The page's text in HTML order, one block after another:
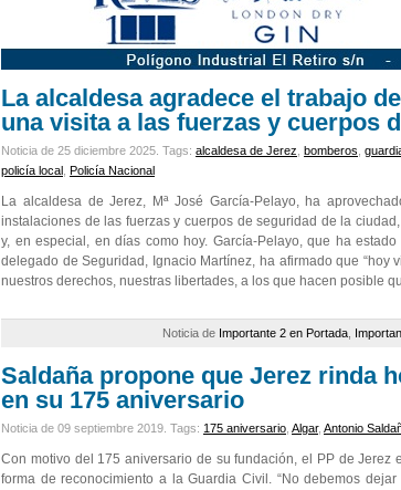
La alcaldesa agradece el trabajo
una visita a las fuerzas y cuerpos
Noticia de 25 diciembre 2025. Tags: alcaldesa de Jerez bomberos
policía local Policía Nacional
La alcaldesa de Jerez, Mª José García-Pelayo, ha
instalaciones de las fuerzas y cuerpos de seguridad de la
y, en especial, en días como hoy. García-Pelayo, que ha
delegado de Seguridad, Ignacio Martínez, ha afirmado que
nuestros derechos, nuestras libertades, a los que hacen posible
Noticia de Importante 2 en Portada
Saldaña propone que Jerez rinda
en su 175 aniversario
Noticia de 09 septiembre 2019. Tags: 175 aniversario Algar, Antonio
Con motivo del 175 aniversario de su fundación, el PP de
forma de reconocimiento a la Guardia Civil. “No debemos